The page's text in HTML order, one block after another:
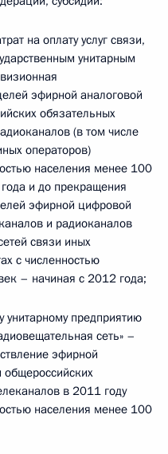
на оплату услуг связи,
унитарным
эфирной аналоговой
обязательных
(в том числе
операторов)
населения менее 100
и до прекращения
эфирной цифровой
и радиоканалов
связи иных
с численностью
– начиная с 2012 года;
унитарному предприятию
сеть» –
эфирной
в 2011 году
населения менее 100